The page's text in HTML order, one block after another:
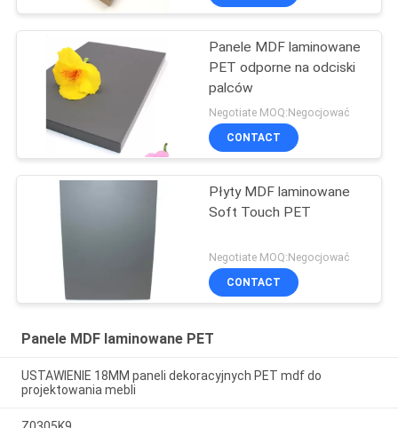
Panele MDF laminowane
PET odporne na odciski
palców
Negotiate MOQ:Negocjować
CONTACT
Płyty MDF laminowane
Soft Touch PET
Negotiate MOQ:Negocjować
CONTACT
Panele MDF laminowane PET
USTAWIENIE 18MM paneli dekoracyjnych PET mdf do
projektowania mebli